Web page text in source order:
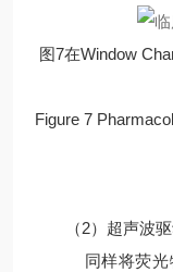
图7在Window
Figure 7
（2）超声波驱
同样将荧光物